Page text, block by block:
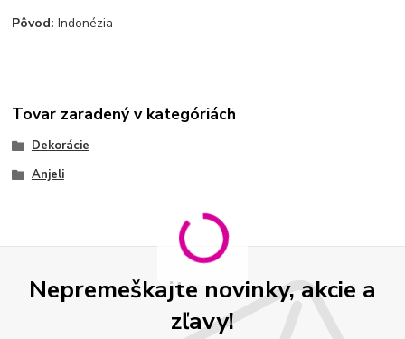
Pôvod: Indonézia
Tovar zaradený v kategóriách
Dekorácie
Anjeli
Nepremeškajte novinky, akcie a
zľavy!